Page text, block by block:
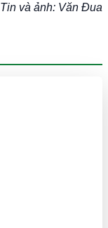
Tin và ảnh: Văn Đua